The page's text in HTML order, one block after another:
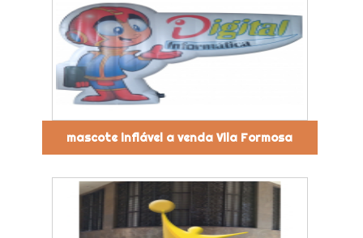
mascote inflável a venda Vila Formosa